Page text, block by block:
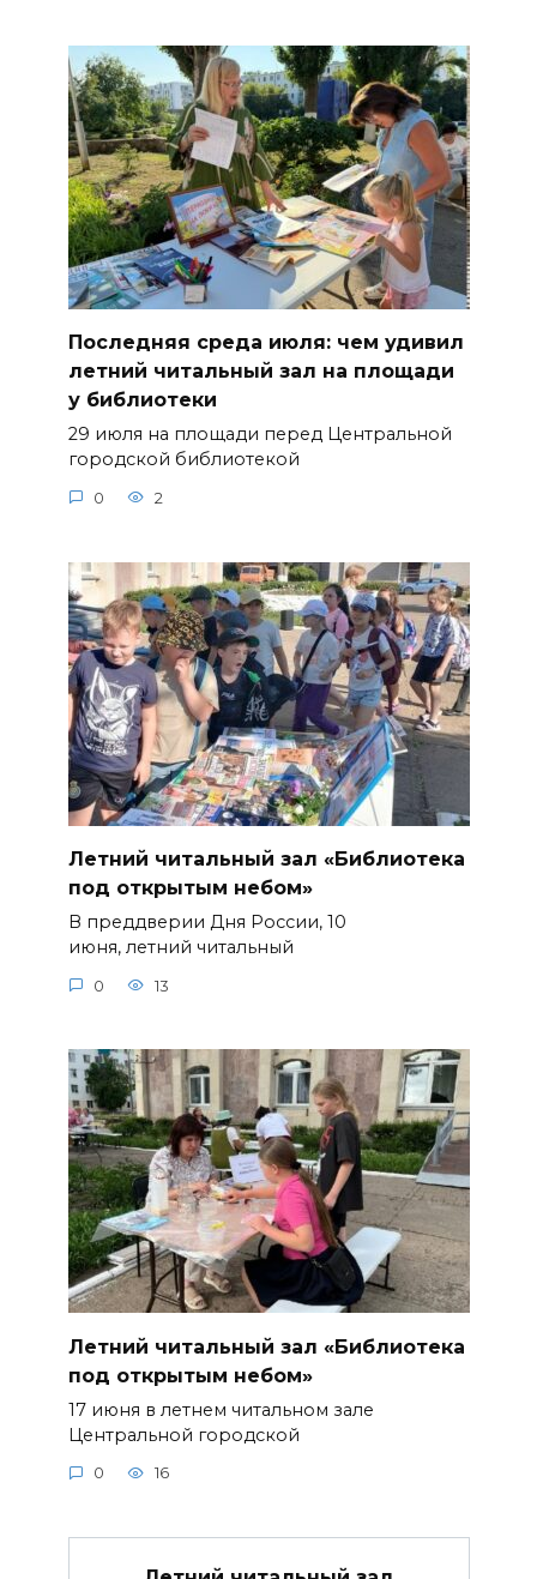
Последняя среда июля: чем удивил
летний читальный зал на площади
у библиотеки
29 июля на площади перед Центральной
городской библиотекой
0 2
Летний читальный зал «Библиотека
под открытым небом»
В преддверии Дня России, 10
июня, летний читальный
0 13
Летний читальный зал «Библиотека
под открытым небом»
17 июня в летнем читальном зале
Центральной городской
0 16